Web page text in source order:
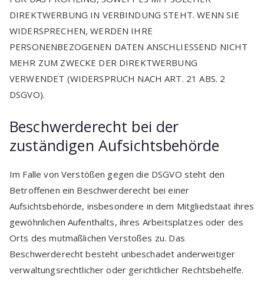
DIREKTWERBUNG IN VERBINDUNG STEHT. WENN SIE
WIDERSPRECHEN, WERDEN IHRE
PERSONENBEZOGENEN DATEN ANSCHLIESSEND NICHT
MEHR ZUM ZWECKE DER DIREKTWERBUNG
VERWENDET (WIDERSPRUCH NACH ART. 21 ABS. 2
DSGVO).
Beschwerde­recht bei der
zuständigen Aufsichts­behörde
Im Falle von Verstößen gegen die DSGVO steht den
Betroffenen ein Beschwerderecht bei einer
Aufsichtsbehörde, insbesondere in dem Mitgliedstaat ihres
gewöhnlichen Aufenthalts, ihres Arbeitsplatzes oder des
Orts des mutmaßlichen Verstoßes zu. Das
Beschwerderecht besteht unbeschadet anderweitiger
verwaltungsrechtlicher oder gerichtlicher Rechtsbehelfe.